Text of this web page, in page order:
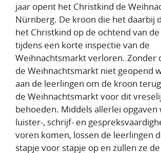
jaar opent het Christkind de
Nürnberg. De kroon die het daarbij
het Christkind op de ochtend van
tijdens een korte inspectie van de
Weihnachtsmarkt verloren. Zonder
de Weihnachtsmarkt niet geopend
aan de leerlingen om de kroon
de Weihnachtsmarkt voor dit
behoeden. Middels allerlei opgaven
luister-, schrijf- en
voren komen, lossen de leerlingen
stapje voor stapje op en zullen ze